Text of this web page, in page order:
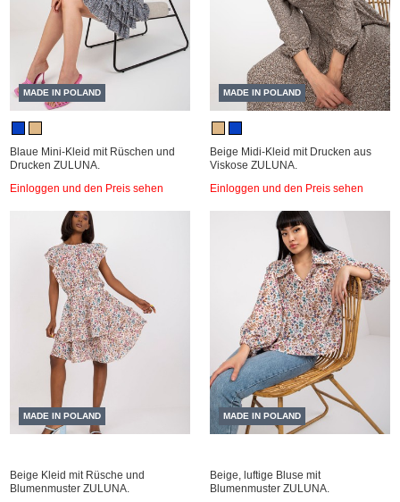
MADE IN POLAND
Blaue Mini-Kleid mit Rüschen und
Drucken ZULUNA.
Einloggen und den Preis sehen
MADE IN POLAND
Beige Midi-Kleid mit Drucken aus
Viskose ZULUNA.
Einloggen und den Preis sehen
MADE IN POLAND
Beige Kleid mit Rüsche und
Blumenmuster ZULUNA.
MADE IN POLAND
Beige, luftige Bluse mit
Blumenmuster ZULUNA.